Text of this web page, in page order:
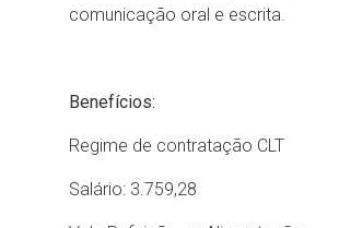
comunicação oral e escrita.
Benefícios:
Regime de contratação CLT
Salário: 3.759,28